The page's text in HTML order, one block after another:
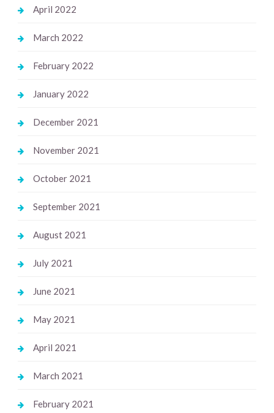
April 2022
March 2022
February 2022
January 2022
December 2021
November 2021
October 2021
September 2021
August 2021
July 2021
June 2021
May 2021
April 2021
March 2021
February 2021